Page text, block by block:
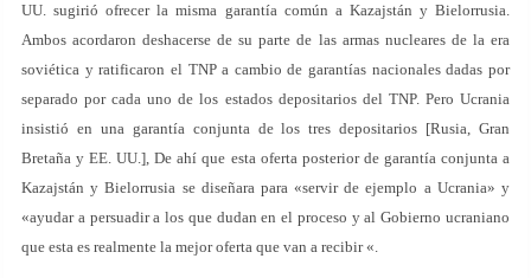
UU. sugirió ofrecer la misma garantía común a Kazajstán y Bielorrusia.
Ambos acordaron deshacerse de su parte de las armas nucleares de la era
soviética y ratificaron el TNP a cambio de garantías nacionales dadas por
separado por cada uno de los estados depositarios del TNP. Pero Ucrania
insistió en una garantía conjunta de los tres depositarios [Rusia, Gran
Bretaña y EE. UU.], De ahí que esta oferta posterior de garantía conjunta a
Kazajstán y Bielorrusia se diseñara para «servir de ejemplo a Ucrania» y
«ayudar a persuadir a los que dudan en el proceso y al Gobierno ucraniano
que esta es realmente la mejor oferta que van a recibir «.